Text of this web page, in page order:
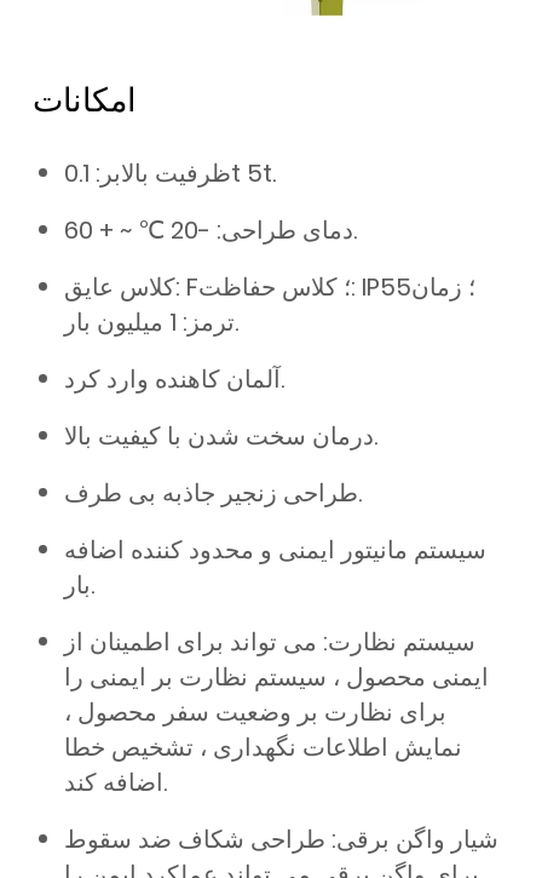
امکانات
ظرفیت بالابر: 0.1t 5t.
دمای طراحی: -20 ℃ ~ + 60.
کلاس عایق: F؛ کلاس حفاظت: IP55؛ زمان
ترمز: 1 میلیون بار.
آلمان کاهنده وارد کرد.
درمان سخت شدن با کیفیت بالا.
طراحی زنجیر جاذبه بی طرف.
سیستم مانیتور ایمنی و محدود کننده اضافه
بار.
سیستم نظارت: می تواند برای اطمینان از
ایمنی محصول ، سیستم نظارت بر ایمنی را
برای نظارت بر وضعیت سفر محصول ،
نمایش اطلاعات نگهداری ، تشخیص خطا
اضافه کند.
شیار واگن برقی: طراحی شکاف ضد سقوط